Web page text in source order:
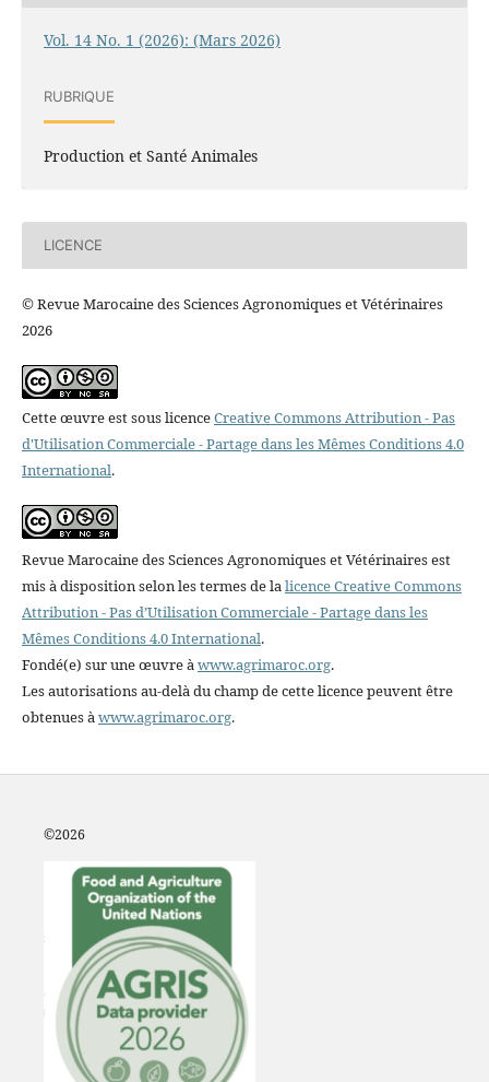
Vol. 14 No. 1 (2026): (Mars 2026)
RUBRIQUE
Production et Santé Animales
LICENCE
© Revue Marocaine des Sciences Agronomiques et Vétérinaires
2026
Cette œuvre est sous licenceCreative Commons Attribution - Pas
d'Utilisation Commerciale - Partage dans les Mêmes Conditions 4.0
International.
Revue Marocaine des Sciences Agronomiques et Vétérinaires est
mis à disposition selon les termes de lalicence Creative Commons
Attribution - Pas d’Utilisation Commerciale - Partage dans les
Mêmes Conditions 4.0 International.
Fondé(e) sur une œuvre àwww.agrimaroc.org.
Les autorisations au-delà du champ de cette licence peuvent être
obtenues àwww.agrimaroc.org.
©2026